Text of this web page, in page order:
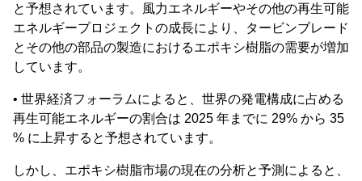
と予想されています。風力エネルギーやその他の再生可能
エネルギープロジェクトの成長により、タービンブレード
とその他の部品の製造におけるエポキシ樹脂の需要が増加
しています。
• 世界経済フォーラムによると、世界の発電構成に占める
再生可能エネルギーの割合は 2025 年までに 29% から 35
% に上昇すると予想されています。
しかし、エポキシ樹脂市場の現在の分析と予測によると、